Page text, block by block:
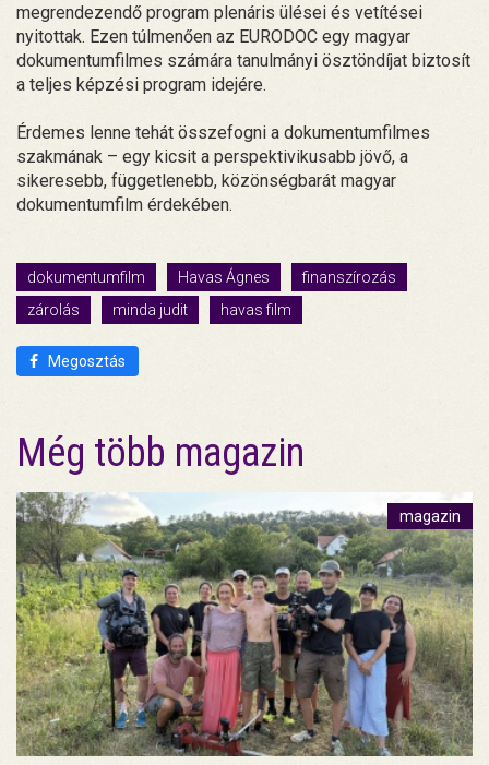
megrendezendő program plenáris ülései és vetítései
nyitottak. Ezen túlmenően az EURODOC egy magyar
dokumentumfilmes számára tanulmányi ösztöndíjat biztosít
a teljes képzési program idejére.
Érdemes lenne tehát összefogni a dokumentumfilmes
szakmának – egy kicsit a perspektivikusabb jövő, a
sikeresebb, függetlenebb, közönségbarát magyar
dokumentumfilm érdekében.
dokumentumfilm Havas Ágnes
finanszírozás
zárolás
minda judit havas film
Megosztás
Még több magazin
magazin